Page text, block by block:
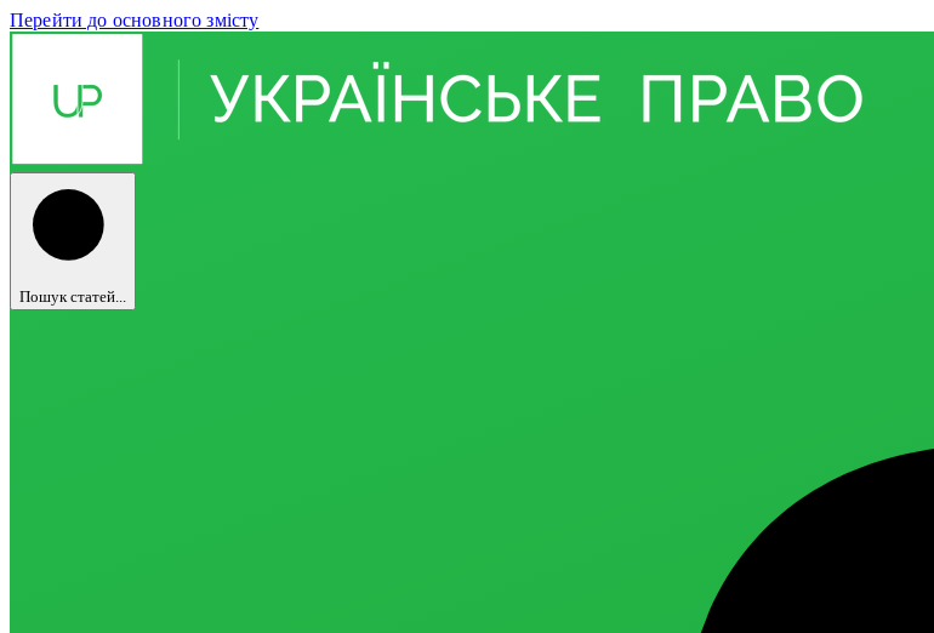
Перейти до основного змісту
Пошук статей...